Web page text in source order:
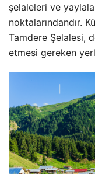
şelaleleri ve
noktalarındandır.
Tamdere Şelalesi,
etmesi gereken